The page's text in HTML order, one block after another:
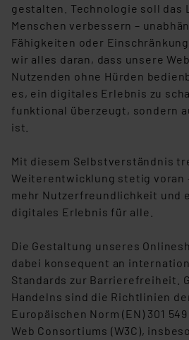
gestalten. Technologie soll das
Menschen verbessern –
Fähigkeiten oder
wir alles daran, dass unsere
Nutzenden ohne Hürden
es, ein digitales Erlebnis zu
funktional überzeugt, sondern
ist.
Mit diesem Selbstverständnis
Weiterentwicklung stetig voran
mehr Nutzerfreundlichkeit und
digitales Erlebnis für alle.
Die Gestaltung unseres
dabei konsequent an
Standards zur Barrierefreiheit.
Handelns sind die Richtlinien
Europäischen Norm (EN) 301
Web Consortiums (W3C),